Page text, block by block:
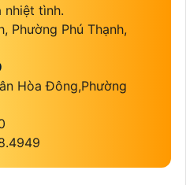
nhiệt tình.
Phường Phú Thạnh,
Hòa Đông,Phường